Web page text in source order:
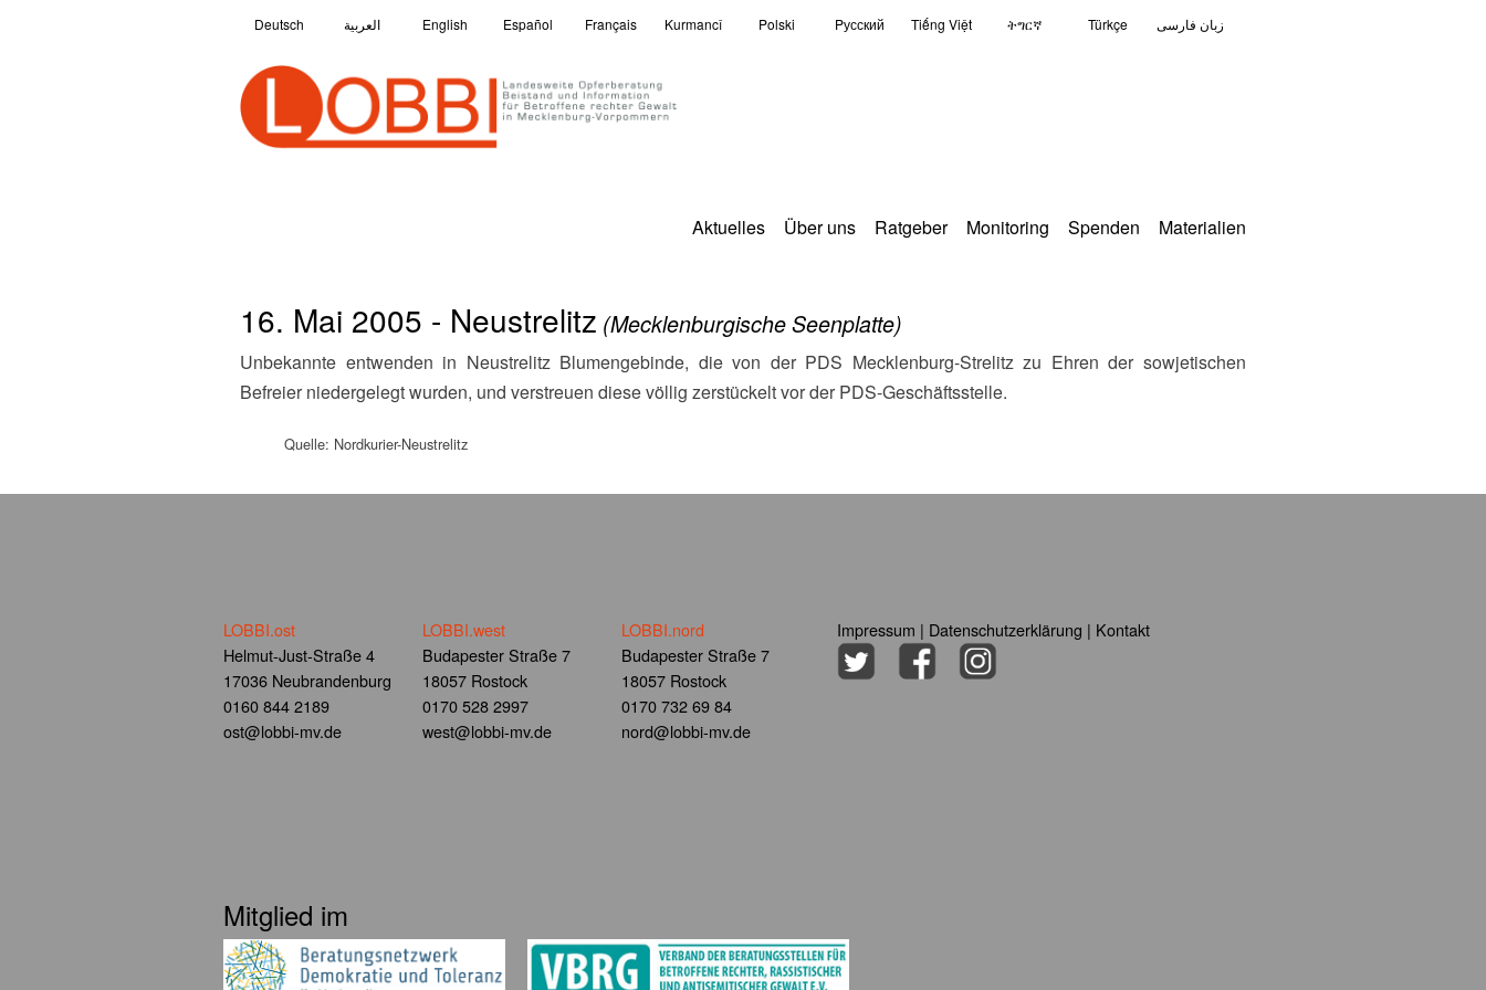
Deutsch العربية English Español Français Kurmancî Polski Pусский Tiếng Việt ትግርኛ Türkçe زبان فارسی
Aktuelles Über uns Ratgeber Monitoring Spenden Materialien
16. Mai 2005 - Neustrelitz (Mecklenburgische Seenplatte)
Unbekannte entwenden in Neustrelitz Blumengebinde, die von der PDS Mecklenburg-Strelitz zu Ehren der sowjetischen
Befreier niedergelegt wurden, und verstreuen diese völlig zerstückelt vor der PDS-Geschäftsstelle.
Quelle: Nordkurier-Neustrelitz
LOBBI.ost
Helmut-Just-Straße 4
17036 Neubrandenburg
0160 844 2189
ost@lobbi-mv.de
LOBBI.west
Budapester Straße 7
18057 Rostock
0170 528 2997
west@lobbi-mv.de
LOBBI.nord
Budapester Straße 7
18057 Rostock
0170 732 69 84
nord@lobbi-mv.de
Impressum | Datenschutzerklärung | Kontakt
Mitglied im